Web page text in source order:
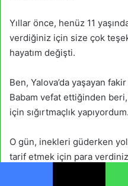
Yıllar önce, henüz 11
verdiğiniz için size çok
hayatım değişti.
Ben, Yalova’da yaşayan
Babam vefat ettiğinden
için sığırtmaçlık
O gün, inekleri güderken
tarif etmek için para